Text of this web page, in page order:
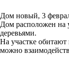
Дом новый, 3
Дом расположен на
деревьями.
На участке
можно